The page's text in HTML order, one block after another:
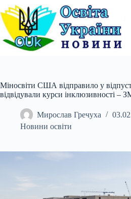
Перейти
до
вмісту
Міносвіти США відправило у
відвідували курси інклюзивності –
Мирослав Гречуха
Новини освіти